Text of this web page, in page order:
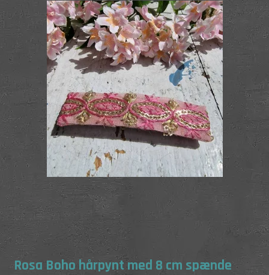
Rosa Boho hårpynt med 8 cm spænde